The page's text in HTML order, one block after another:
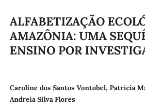
ALFABETIZAÇÃO
AMAZÔNIA: UMA
ENSINO POR
Caroline dos Santos Vontobel, Patrícia
Andreia Silva Flores